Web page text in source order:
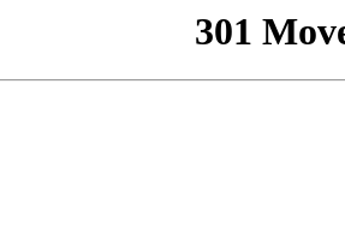
301